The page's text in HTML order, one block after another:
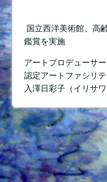
国立西洋美術館、高
鑑賞を実施
アートプロデューサー
認定アートファシリ
入澤日彩子（イリサ